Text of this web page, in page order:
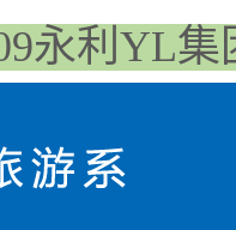
永利YL集